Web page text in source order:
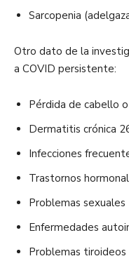
Sarcopenia
Otro dato de la
a COVID persistente:
Pérdida de cabello
Dermatitis crónica
Infecciones
Trastornos
Problemas sexuales
Enfermedades
Problemas tiroideos